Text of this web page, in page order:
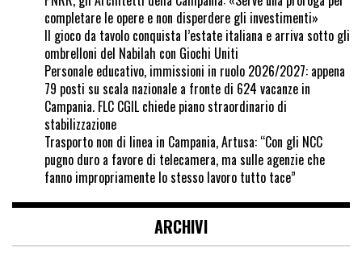
completare le opere e non disperdere gli investimenti»
Il gioco da tavolo conquista l’estate italiana e arriva sotto gli
ombrelloni del Nabilah con Giochi Uniti
Personale educativo, immissioni in ruolo 2026/2027: appena
79 posti su scala nazionale a fronte di 624 vacanze in
Campania. FLC CGIL chiede piano straordinario di
stabilizzazione
Trasporto non di linea in Campania, Artusa: “Con gli NCC
pugno duro a favore di telecamera, ma sulle agenzie che
fanno impropriamente lo stesso lavoro tutto tace”
ARCHIVI